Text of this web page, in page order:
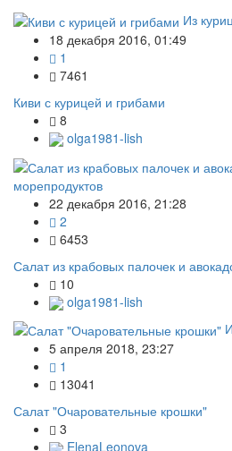
Из
18 декабря 2016, 01:49
1
7461
Киви с курицей и грибами
8
olga1981-lish
морепродуктов
22 декабря 2016, 21:28
2
6453
Салат из крабовых палочек и
10
olga1981-lish
5 апреля 2018, 23:27
1
13041
Салат "Очаровательные крошки"
3
ElenaLeonova